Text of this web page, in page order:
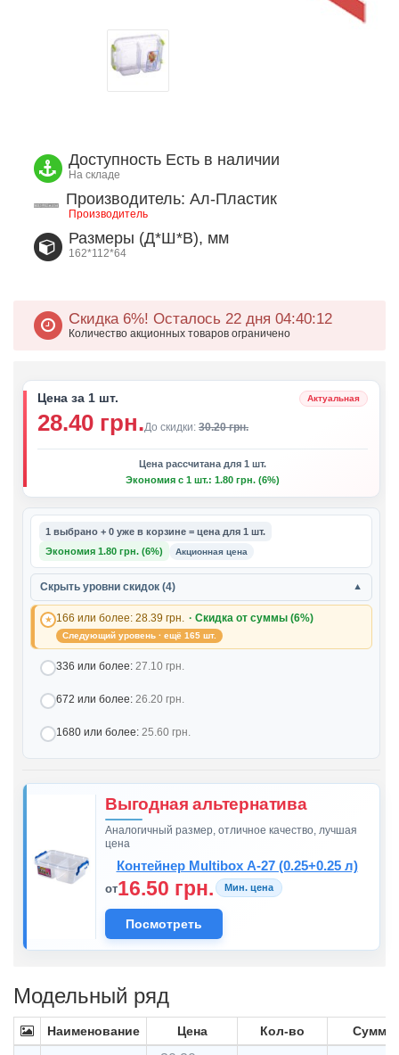
Доступность Есть в наличии
На складе
Производитель: Ал-Пластик
Производитель
Размеры (Д*Ш*В), мм
162*112*64
Скидка 6%!Осталось 22 дня 04 40 11
Количество акционных товаров ограничено
Цена за 1 шт. Актуальная
28.40 грн.До скидки: 30.20 грн.
Цена рассчитана для 1 шт.
Экономия с 1 шт.: 1.80 грн. (6%)
1 выбрано + 0 уже в корзине = цена для 1 шт.
Экономия 1.80 грн. (6%)
Акционная цена
Скрыть уровни скидок (4) ▼
166 или более: 28.39 грн. · Скидка от суммы (6%)
Следующий уровень · ещё 165 шт.
336 или более: 27.10 грн.
672 или более: 26.20 грн.
1680 или более: 25.60 грн.
Выгодная альтернатива
Аналогичный размер, отличное качество, лучшая
цена
Контейнер Multibox А-27 (0.25+0.25 л)
от16.50 грн. Мин. цена
Посмотреть
Модельный ряд
Наименование Цена Кол-во Сумма